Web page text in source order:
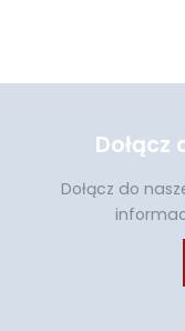
Dołącz
Dołącz do